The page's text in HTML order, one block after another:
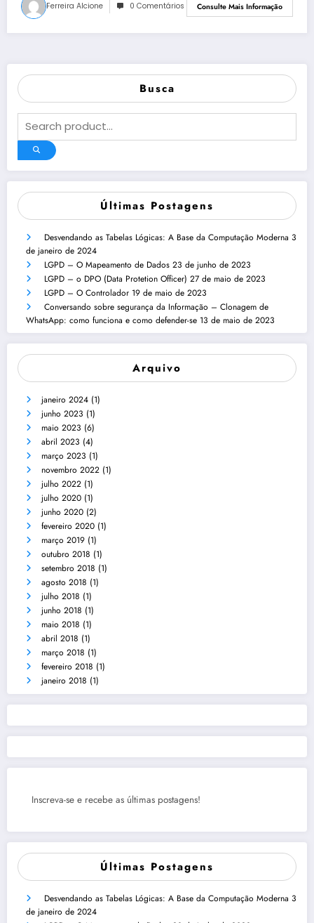
Ferreira Alcione 0 Comentários Consulte Mais Informação
Busca
Últimas Postagens
Desvendando as Tabelas Lógicas: A Base da Computação Moderna 3
de janeiro de 2024
LGPD – O Mapeamento de Dados 23 de junho de 2023
LGPD – o DPO (Data Protetion Officer) 27 de maio de 2023
LGPD – O Controlador 19 de maio de 2023
Conversando sobre segurança da Informação – Clonagem de
WhatsApp: como funciona e como defender-se 13 de maio de 2023
Arquivo
janeiro 2024 (1)
junho 2023 (1)
maio 2023 (6)
abril 2023 (4)
março 2023 (1)
novembro 2022 (1)
julho 2022 (1)
julho 2020 (1)
junho 2020 (2)
fevereiro 2020 (1)
março 2019 (1)
outubro 2018 (1)
setembro 2018 (1)
agosto 2018 (1)
julho 2018 (1)
junho 2018 (1)
maio 2018 (1)
abril 2018 (1)
março 2018 (1)
fevereiro 2018 (1)
janeiro 2018 (1)
Inscreva-se e recebe as últimas postagens!
Últimas Postagens
Desvendando as Tabelas Lógicas: A Base da Computação Moderna 3
de janeiro de 2024